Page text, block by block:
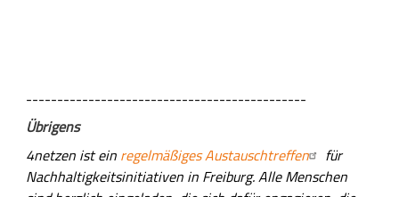
---------------------------------------------
Übrigens
4netzen ist ein regelmäßiges Austauschtreffen
für
Nachhaltigkeitsinitiativen in Freiburg. Alle Menschen